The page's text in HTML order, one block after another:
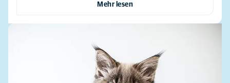
Mehr lesen